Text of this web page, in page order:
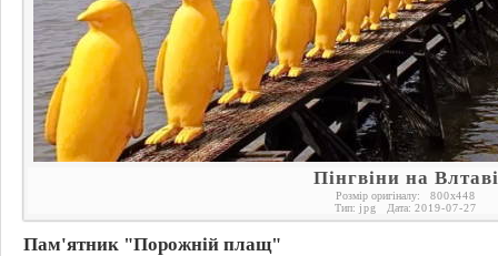
Пінгвіни на Влтаві
Розмір оригіналу: 800x448
Тип: jpg Дата: 2019-07-27
Пам'ятник "Порожній плащ"